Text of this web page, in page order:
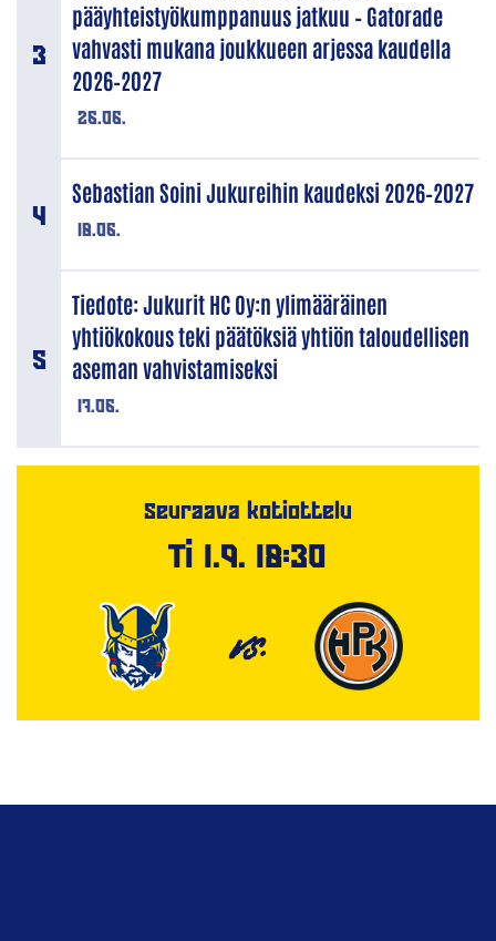
26.06.
pääyhteistyökumppanuus jatkuu – Gatorade
vahvasti mukana joukkueen arjessa kaudella
2026–2027
18.06.
Sebastian Soini Jukureihin kaudeksi 2026–2027
17.06.
Tiedote: Jukurit HC Oy:n ylimääräinen
yhtiökokous teki päätöksiä yhtiön taloudellisen
aseman vahvistamiseksi
Seuraava kotiottelu
Ti 1.9. 18:30
VS.